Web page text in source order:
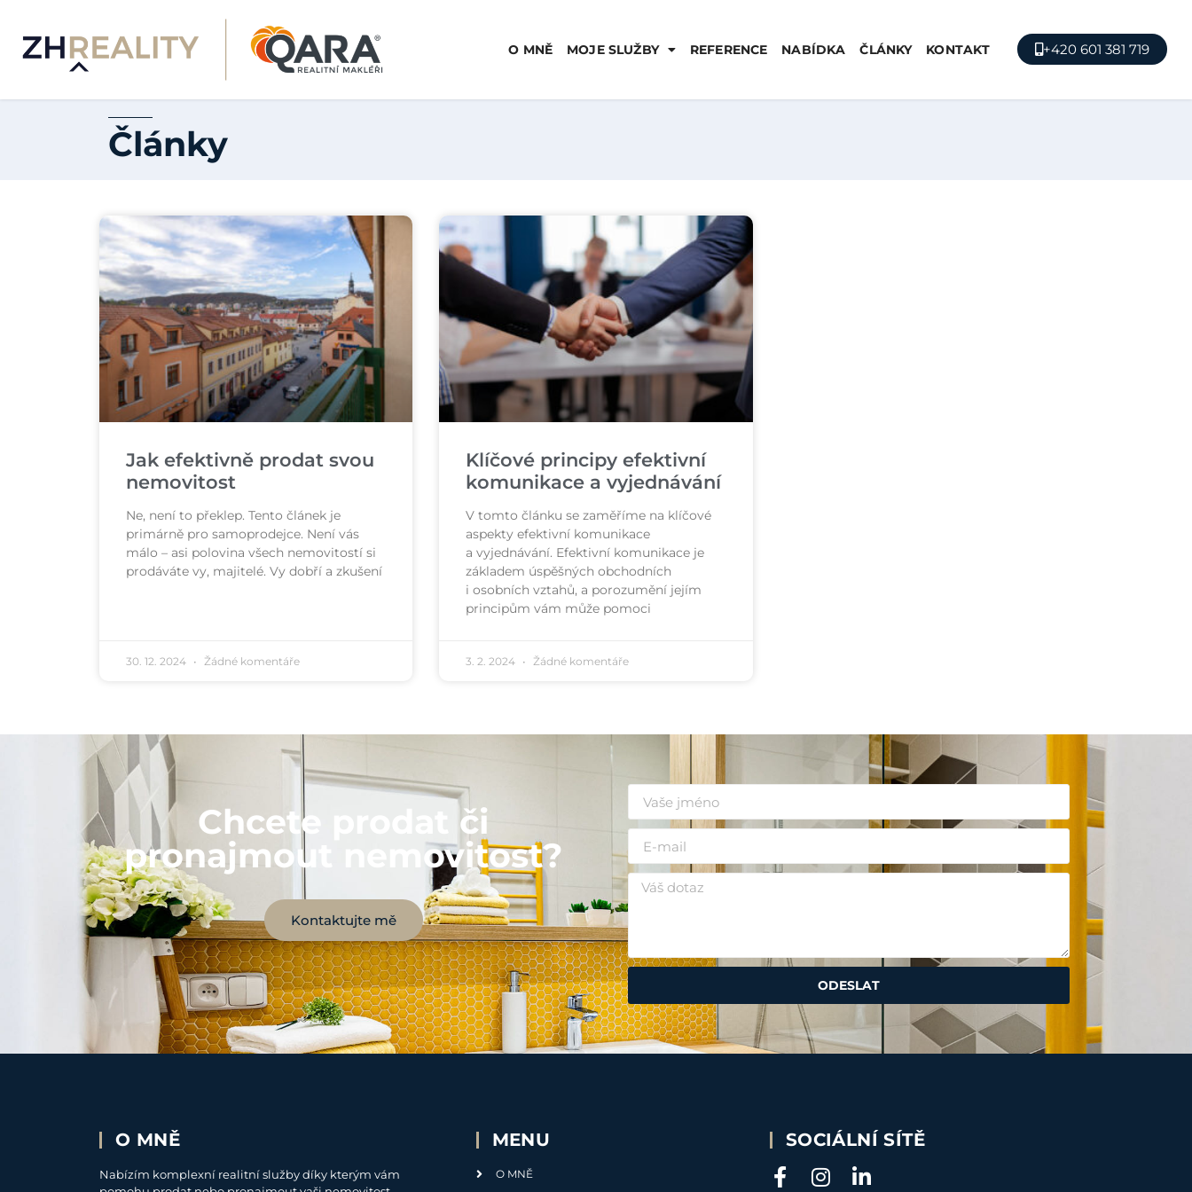
O MNĚ MOJE SLUŽBY REFERENCE NABÍDKA ČLÁNKY KONTAKT +420 601 381 719
Články
Jak efektivně prodat svou
nemovitost
Ne, není to překlep. Tento článek je
primárně pro samoprodejce. Není vás
málo – asi polovina všech nemovitostí si
prodáváte vy, majitelé. Vy dobří a zkušení
30. 12. 2024 Žádné komentáře
Klíčové principy efektivní
komunikace a vyjednávání
V tomto článku se zaměříme na klíčové
aspekty efektivní komunikace
a vyjednávání. Efektivní komunikace je
základem úspěšných obchodních
i osobních vztahů, a porozumění jejím
principům vám může pomoci
3. 2. 2024 Žádné komentáře
Chcete prodat či
pronajmout nemovitost?
Kontaktujte mě
ODESLAT
O MNĚ
Nabízím komplexní realitní služby díky kterým vám
MENU
O MNĚ
SOCIÁLNÍ SÍTĚ